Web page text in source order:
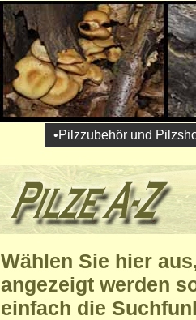
•Pilzzubehör und
Wählen Sie hier
angezeigt werden
einfach die